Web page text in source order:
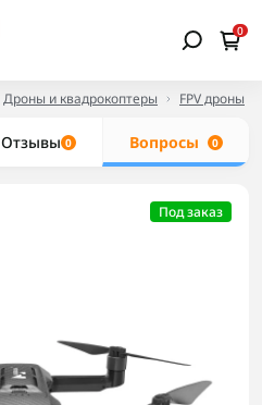
0
Дроны и квадрокоптеры FPV дроны
Отзывы 0 Вопросы 0
Под заказ